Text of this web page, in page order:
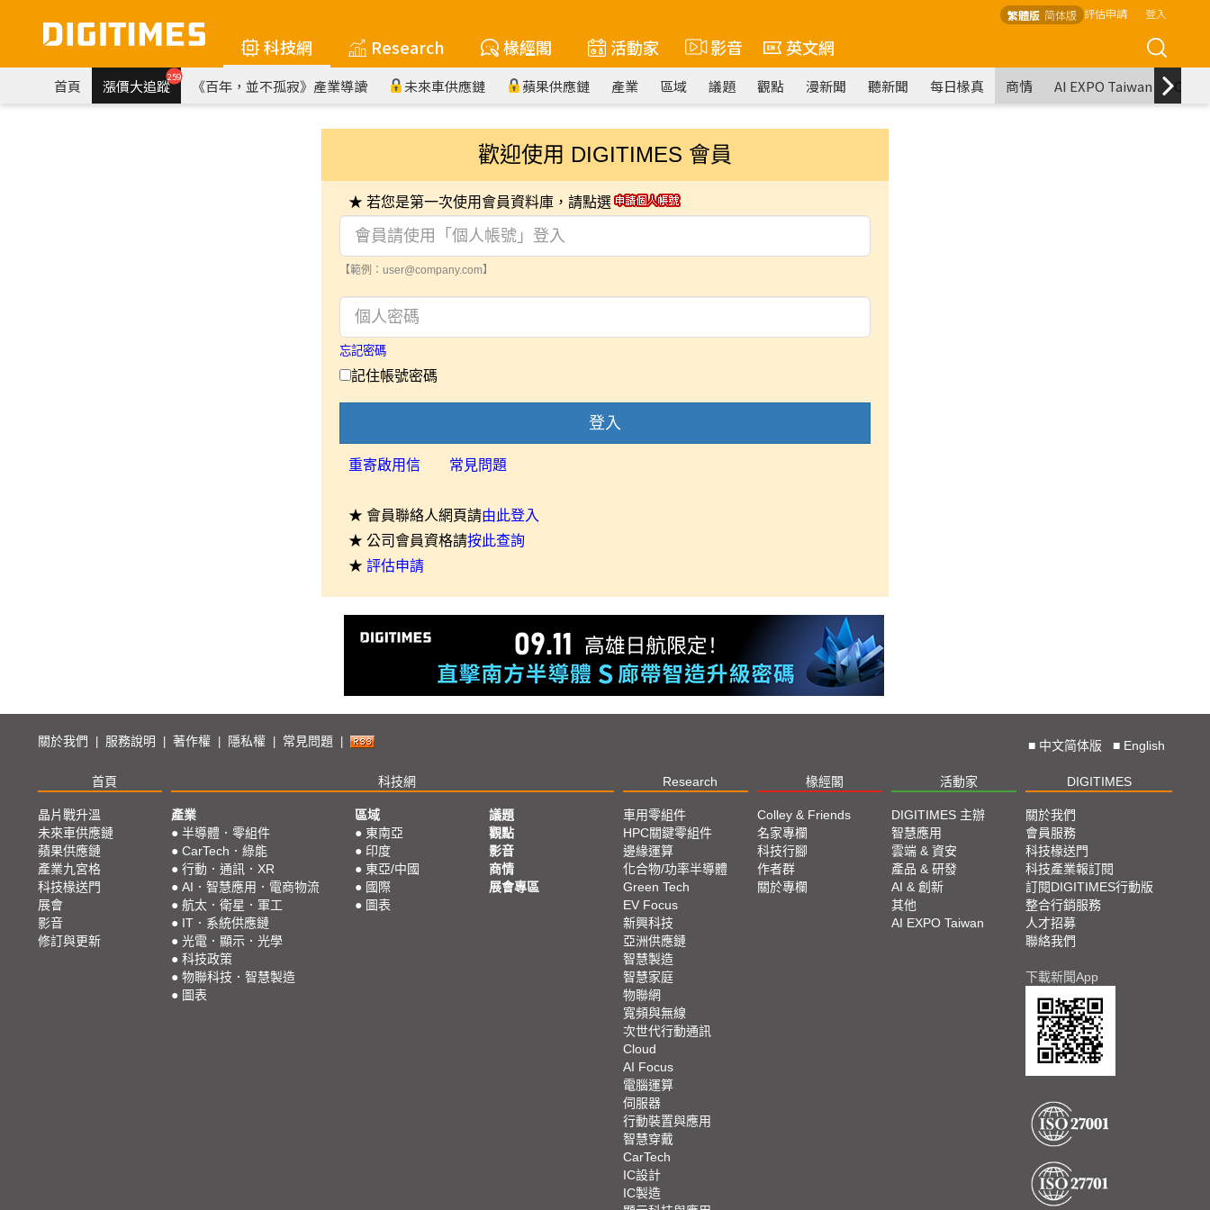
繁體版 简体版 評估申請 登入
科技網 Research 椽經閣 活動家 影音 英文網
首頁 漲價大追蹤259 《百年，並不孤寂》產業導讀 未來車供應鏈 蘋果供應鏈 產業 區域 議題 觀點 漫新聞 聽新聞 每日椽真 商情 AI EXPO Taiwan
歡迎使用 DIGITIMES 會員
★ 若您是第一次使用會員資料庫，請點選
【範例：user@company.com】
忘記密碼
記住帳號密碼
登入
重寄啟用信 常見問題
★ 會員聯絡人網頁請由此登入
★ 公司會員資格請按此查詢
★ 評估申請
關於我們 服務說明 著作權 隱私權 常見問題 ■ 中文简体版 ■ English
首頁 科技網 Research 椽經閣 活動家 DIGITIMES
晶片戰升溫
未來車供應鏈
蘋果供應鏈
產業九宮格
科技椽送門
展會
影音
修訂與更新
產業
● 半導體．零組件
● CarTech．綠能
● 行動．通訊．XR
● AI．智慧應用．電商物流
● 航太．衛星．軍工
● IT．系統供應鏈
● 光電．顯示．光學
● 科技政策
● 物聯科技．智慧製造
● 圖表
區域
● 東南亞
● 印度
● 東亞/中國
● 國際
● 圖表
議題
觀點
影音
商情
展會專區
車用零組件
HPC關鍵零組件
邊緣運算
化合物/功率半導體
Green Tech
EV Focus
新興科技
亞洲供應鏈
智慧製造
智慧家庭
物聯網
寬頻與無線
次世代行動通訊
Cloud
AI Focus
電腦運算
伺服器
行動裝置與應用
智慧穿戴
CarTech
IC設計
IC製造
Colley & Friends
名家專欄
科技行腳
作者群
關於專欄
DIGITIMES 主辦
智慧應用
雲端 & 資安
產品 & 研發
AI & 創新
其他
AI EXPO Taiwan
關於我們
會員服務
科技椽送門
科技產業報訂閱
訂閱DIGITIMES行動版
整合行銷服務
人才招募
聯絡我們
下載新聞App